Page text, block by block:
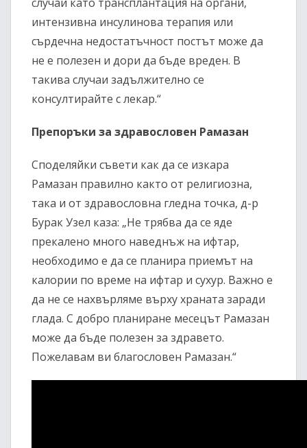
интензивна инсулинова терапия или
сърдечна недостатъчност постът може да
не е полезен и дори да бъде вреден. В
такива случаи задължително се
консултирайте с лекар.“
Препоръки за здравословен Рамазан
Споделяйки съвети как да се изкара
Рамазан правилно както от религиозна,
така и от здравословна гледна точка, д-р
Бурак Узел каза: „Не трябва да се яде
прекалено много наведнъж на ифтар,
необходимо е да се планира приемът на
калории по време на ифтар и сухур. Важно е
да не се нахвърляме върху храната заради
глада. С добро планиране месецът Рамазан
може да бъде полезен за здравето.
Пожелавам ви благословен Рамазан.“